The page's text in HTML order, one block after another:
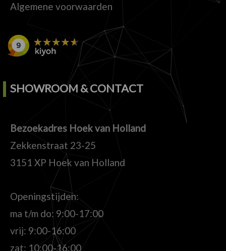
Algemene voorwaarden
SHOWROOM & CONTACT
Bezoekadres Hoek van Holland
Zekkenstraat 23-25
3151 XP Hoek van Holland
Openingstijden:
ma t/m do: 9:00-17:00
vrij: 9:00-16:00
zat: 10:00-16:00